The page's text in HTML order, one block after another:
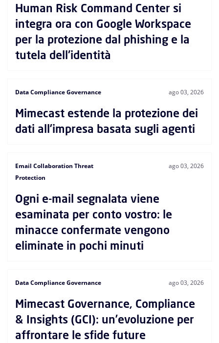
Human Risk Command Center si
integra ora con Google Workspace
per la protezione dal phishing e la
tutela dell'identità
Data Compliance Governance ago 03, 2026
Mimecast estende la protezione dei
dati all’impresa basata sugli agenti
Email Collaboration Threat
Protection
ago 03, 2026
Ogni e-mail segnalata viene
esaminata per conto vostro: le
minacce confermate vengono
eliminate in pochi minuti
Data Compliance Governance ago 03, 2026
Mimecast Governance, Compliance
& Insights (GCI): un’evoluzione per
affrontare le sfide future